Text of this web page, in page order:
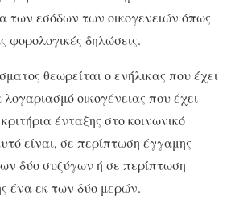
των εσόδων των οικογενειών όπως
φορολογικές δηλώσεις.
θεωρείται ο ενήλικας που έχει
οικογένειας που έχει
ένταξης στο κοινωνικό
είναι, σε περίπτωση έγγαμης
δύο συζύγων ή σε περίπτωση
ένα εκ των δύο μερών.